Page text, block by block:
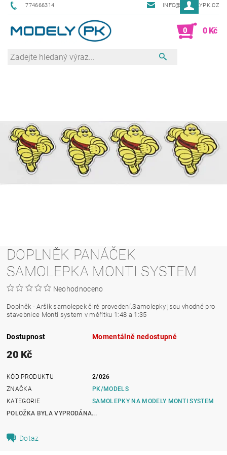
774666314 INFO@MODELYPK.CZ
0 0 Kč
DOPLNĚK PANÁČEK
SAMOLEPKA MONTI SYSTEM
Neohodnoceno
Doplněk - Aršík samolepek čiré provedení.Samolepky jsou vhodné pro
stavebnice Monti system v měřítku 1:48 a 1:35
Dostupnost Momentálně nedostupné
20 Kč
KÓD PRODUKTU
2/026
ZNAČKA
PK/MODELS
KATEGORIE
SAMOLEPKY NA MODELY MONTI SYSTEM
POLOŽKA BYLA VYPRODÁNA...
Dotaz